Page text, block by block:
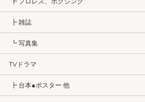
┣ 雑誌
┗ 写真集
TVドラマ
┣ 台本●ポスター 他